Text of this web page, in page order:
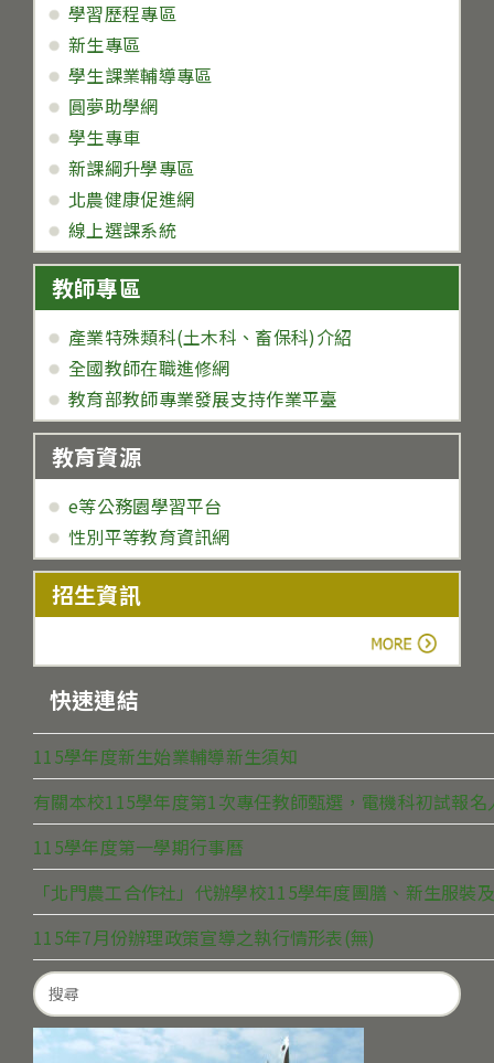
學習歷程專區
新生專區
學生課業輔導專區
圓夢助學網
學生專車
新課綱升學專區
北農健康促進網
線上選課系統
教師專區
產業特殊類科(土木科、畜保科)介紹
全國教師在職進修網
教育部教師專業發展支持作業平臺
教育資源
e等公務園學習平台
性別平等教育資訊網
招生資訊
快速連結
115學年度新生始業輔導新生須知
有關本校115學年度第1次專任教師甄選，電機科初試報
115學年度第一學期行事曆
「北門農工合作社」代辦學校115學年度團膳、新生服裝
115年7月份辦理政策宣導之執行情形表(無)
Search
for: